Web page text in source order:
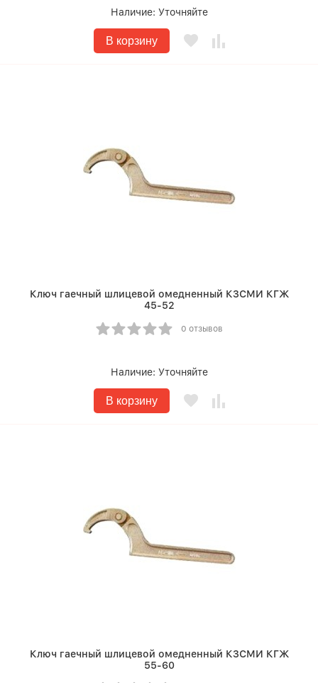
Наличие: Уточняйте
В корзину
Ключ гаечный шлицевой омедненный КЗСМИ КГЖ
45-52
0 отзывов
Наличие: Уточняйте
В корзину
Ключ гаечный шлицевой омедненный КЗСМИ КГЖ
55-60